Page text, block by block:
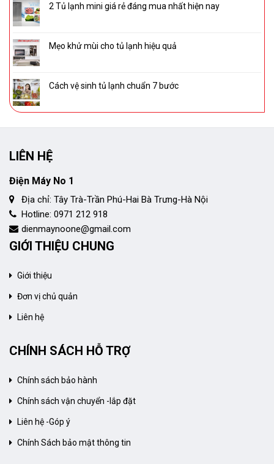
2 Tủ lạnh mini giá rẻ đáng mua nhất hiện nay
Mẹo khử mùi cho tủ lạnh hiệu quả
Cách vệ sinh tủ lạnh chuẩn 7 bước
LIÊN HỆ
Điện Máy No 1
Địa chỉ: Tây Trà-Trần Phú-Hai Bà Trưng-Hà Nội
Hotline: 0971 212 918
dienmaynoone@gmail.com
GIỚI THIỆU CHUNG
Giới thiệu
Đơn vị chủ quản
Liên hệ
CHÍNH SÁCH HỖ TRỢ
Chính sách bảo hành
Chính sách vận chuyển -lắp đặt
Liên hệ -Góp ý
Chính Sách bảo mật thông tin